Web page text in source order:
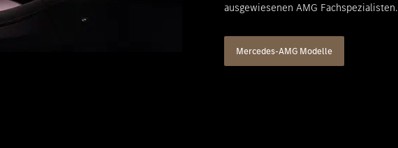
ausgewiesenen AMG Fachspezialisten.
Mercedes-AMG Modelle